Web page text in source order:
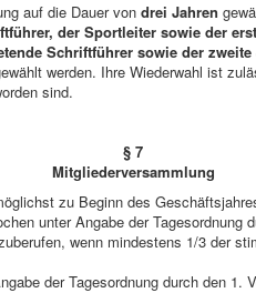
auf die Dau­er von drei Jah­ren
der Sportleiter sowie der
Schriftführer sowie der
wer­den. Ihre Wie­der­wahl ist
sind.
§ 7
Mitgliederversammlung
zu Beginn des
unter Angabe der Tagesordnung
wenn mindestens 1/3 der
der Tagesordnung durch den 1.